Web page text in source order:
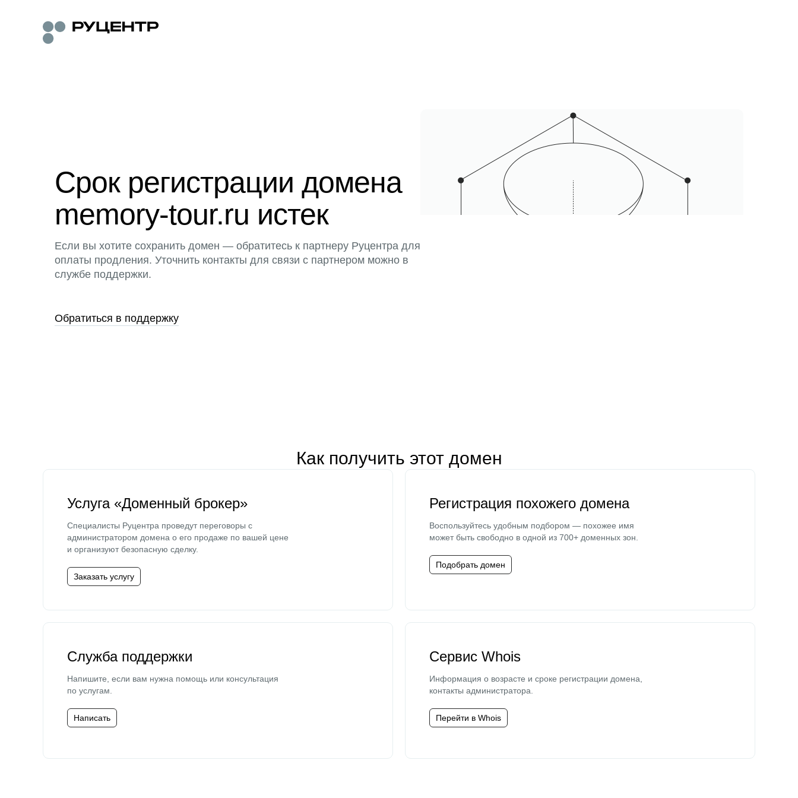
Срок регистрации домена
memory-tour.ru истек
Если вы хотите сохранить домен — обратитесь к партнеру Руцентра для
оплаты продления. Уточнить контакты для связи с партнером можно в
службе поддержки.
Обратиться в поддержку
Как получить этот домен
Услуга «Доменный брокер»
Специалисты Руцентра проведут переговоры с
администратором домена о его продаже по вашей цене
и организуют безопасную сделку.
Заказать услугу
Регистрация похожего домена
Воспользуйтесь удобным подбором — похожее имя
может быть свободно в одной из 700+ доменных зон.
Подобрать домен
Служба поддержки
Напишите, если вам нужна помощь или консультация
по услугам.
Написать
Сервис Whois
Информация о возрасте и сроке регистрации домена,
контакты администратора.
Перейти в Whois